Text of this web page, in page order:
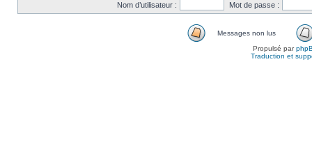
Nom d’utilisateur : Mot de passe :
Messages non lus
Propulsé par
Traduction et